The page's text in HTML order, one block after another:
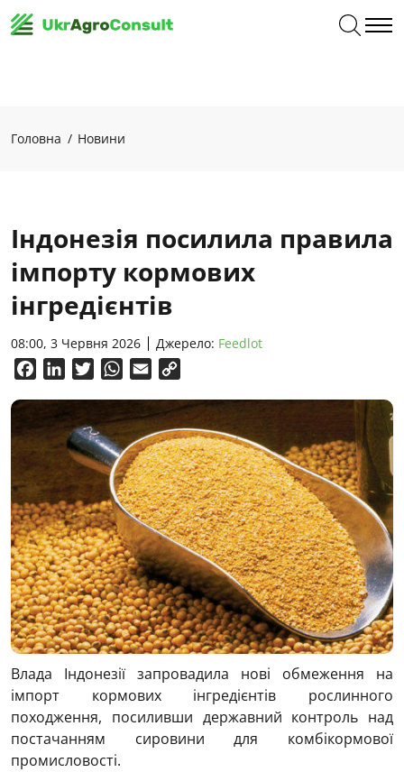
Головна Новини
Індонезія посилила правила
імпорту кормових
інгредієнтів
08:00, 3 Червня 2026 Джерело: Feedlot
FacebookLinkedInTwitterWhatsApp
Email
Влада Індонезії запровадила нові обмеження на
імпорт кормових інгредієнтів рослинного
походження, посиливши державний контроль над
постачанням сировини для комбікормової
промисловості.